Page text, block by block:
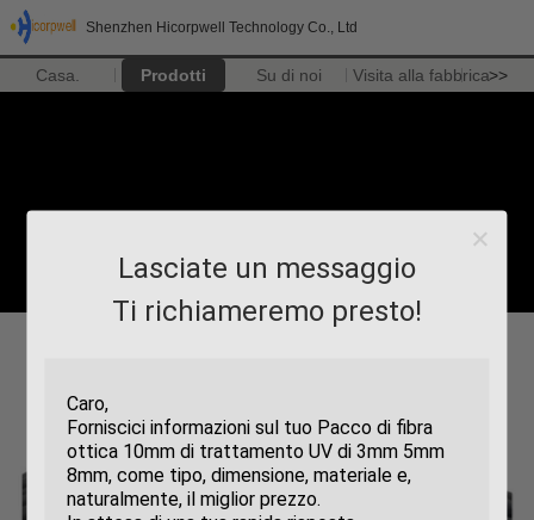
Shenzhen Hicorpwell Technology Co., Ltd
Casa. Prodotti Su di noi Visita alla fabbrica>>
Lasciate un messaggio
Ti richiameremo presto!